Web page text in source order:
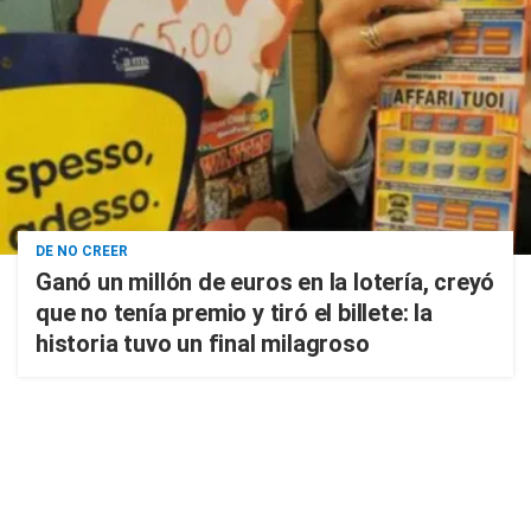
DE NO CREER
Ganó un millón de euros en la lotería, creyó
que no tenía premio y tiró el billete: la
historia tuvo un final milagroso